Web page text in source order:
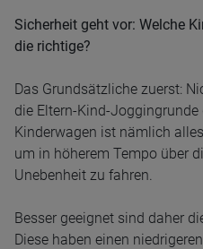
Sicherheit geht vor: Welche
die richtige?
Das Grundsätzliche zuerst:
die Eltern-Kind-
Kinderwagen ist nämlich
um in höherem Tempo über
Unebenheit zu fahren.
Besser geeignet sind daher
Diese haben einen